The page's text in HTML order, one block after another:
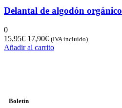
Delantal de algodón orgánico
0
15,95€ 17,90€ (IVA incluido)
Añadir al carrito
Boletín